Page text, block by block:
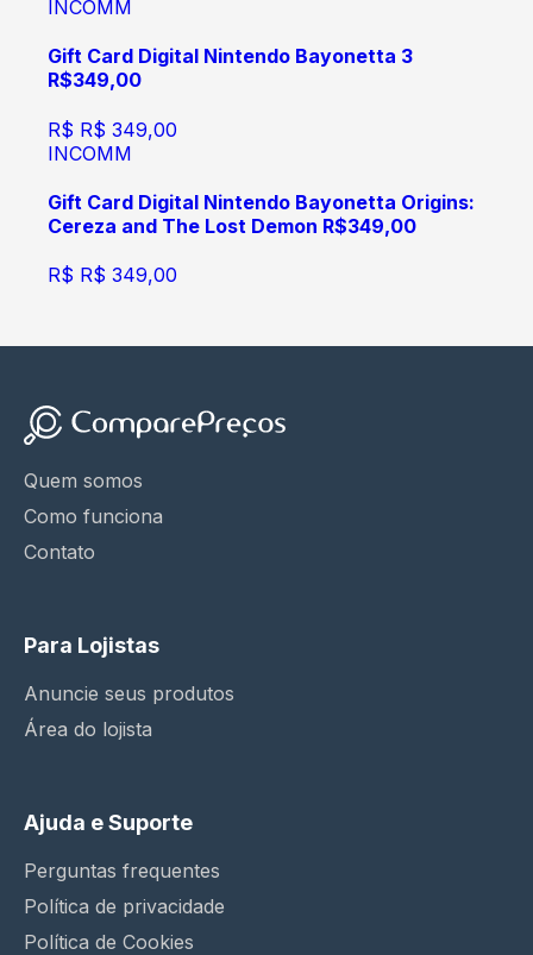
INCOMM
Gift Card Digital Nintendo Bayonetta 3
R$349,00
R$ R$ 349,00
INCOMM
Gift Card Digital Nintendo Bayonetta Origins:
Cereza and The Lost Demon R$349,00
R$ R$ 349,00
Quem somos
Como funciona
Contato
Para Lojistas
Anuncie seus produtos
Área do lojista
Ajuda e Suporte
Perguntas frequentes
Política de privacidade
Política de Cookies